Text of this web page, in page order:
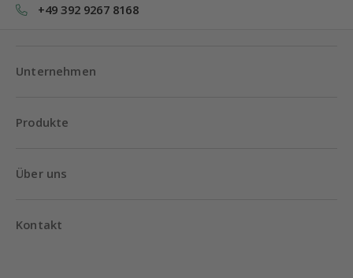
+49 392 9267 8168
Unternehmen
Produkte
Über uns
Kontakt